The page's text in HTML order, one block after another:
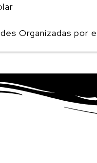
Organizadas por